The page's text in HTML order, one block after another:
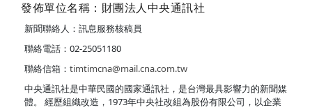
發佈單位名稱：財團法人中央通訊社
新聞聯絡人：訊息服務核稿員
聯絡電話：02-25051180
聯絡信箱： timtimcna@mail.cna.com.tw
中央通訊社是中華民國的國家通訊社，是台灣最具影響力的新聞媒
體。 經歷組織改造，1973年中央社改組為股份有限公司，以企業